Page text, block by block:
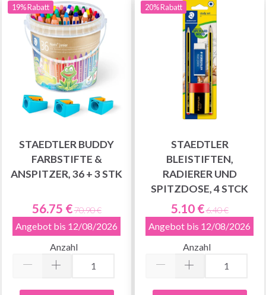
19% Rabatt
STAEDTLER BUDDY
FARBSTIFTE &
ANSPITZER, 36 + 3 STK
56.75 €70.90 €
Angebot bis 12/08/2026
Anzahl
20% Rabatt
STAEDTLER
BLEISTIFTEN,
RADIERER UND
SPITZDOSE, 4 STCK
5.10 €6.40 €
Angebot bis 12/08/2026
Anzahl